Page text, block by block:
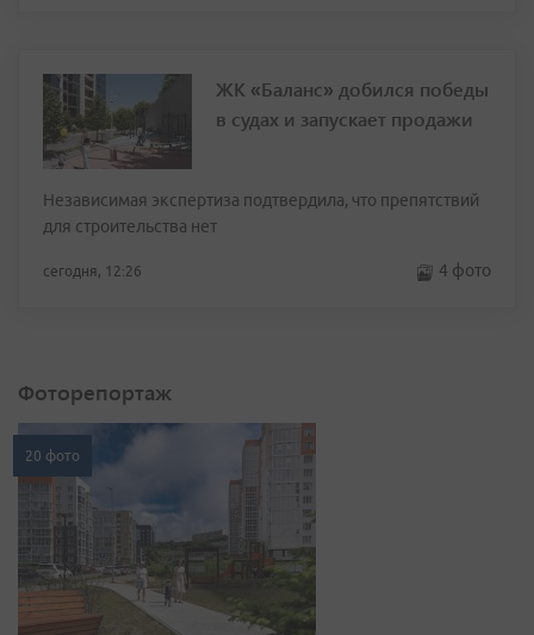
ЖК «Баланс» добился победы
в судах и запускает продажи
Независимая экспертиза подтвердила, что препятствий
для строительства нет
сегодня, 12:26 4 фото
Фоторепортаж
20 фото